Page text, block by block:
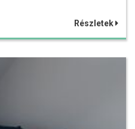
Részletek